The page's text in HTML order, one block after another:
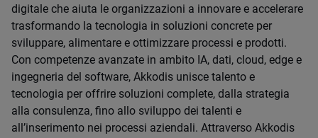
digitale che aiuta le organizzazioni a innovare e accelerare
trasformando la tecnologia in soluzioni concrete per
sviluppare, alimentare e ottimizzare processi e prodotti.
Con competenze avanzate in ambito IA, dati, cloud, edge e
ingegneria del software, Akkodis unisce talento e
tecnologia per offrire soluzioni complete, dalla strategia
alla consulenza, fino allo sviluppo dei talenti e
all’inserimento nei processi aziendali. Attraverso Akkodis